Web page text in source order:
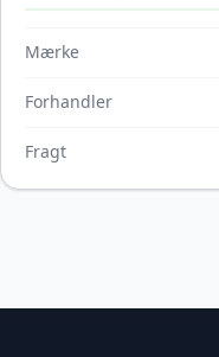
Mærke
Forhandler
Fragt